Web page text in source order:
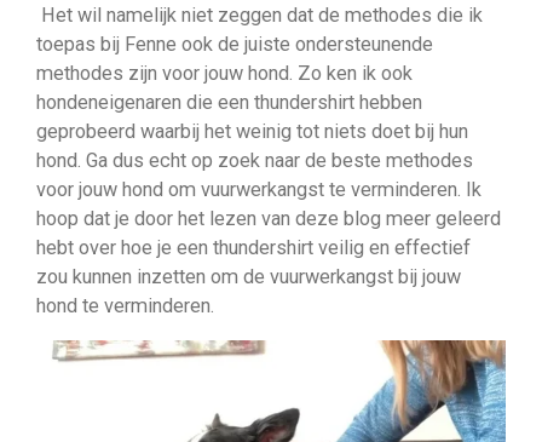
Het wil namelijk niet zeggen dat de methodes die ik
toepas bij Fenne ook de juiste ondersteunende
methodes zijn voor jouw hond. Zo ken ik ook
hondeneigenaren die een thundershirt hebben
geprobeerd waarbij het weinig tot niets doet bij hun
hond. Ga dus echt op zoek naar de beste methodes
voor jouw hond om vuurwerkangst te verminderen. Ik
hoop dat je door het lezen van deze blog meer geleerd
hebt over hoe je een thundershirt veilig en effectief
zou kunnen inzetten om de vuurwerkangst bij jouw
hond te verminderen.